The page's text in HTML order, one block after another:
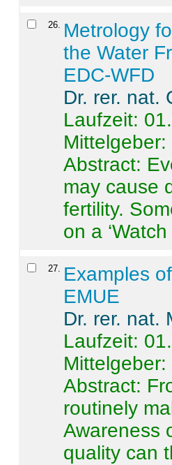
26. Metrology
the Water
EDC-WFD
Dr. rer. nat.
Laufzeit:
Abstract:
may cause
fertility.
on a ‘Watch
27. Examples
EMUE
Dr. rer. nat.
Laufzeit:
Abstract:
routinely
Awareness
quality can